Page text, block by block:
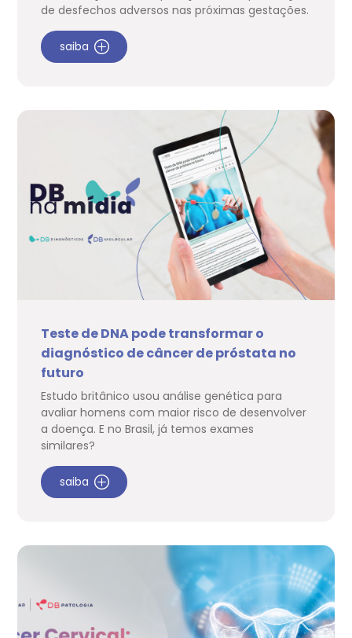
de desfechos adversos nas próximas gestações.
saiba
Teste de DNA pode transformar o
diagnóstico de câncer de próstata no
futuro
Estudo britânico usou análise genética para
avaliar homens com maior risco de desenvolver
a doença. E no Brasil, já temos exames
similares?
saiba